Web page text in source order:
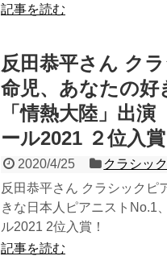
記事を読む
反田恭平さん ク
命児、あなたの
「情熱大陸」出
ール2021 ２位入
2020/4/25
クラシック
反田恭平さん クラシックピ
きな日本人ピアニストNo.1
ル2021 2位入賞！
記事を読む